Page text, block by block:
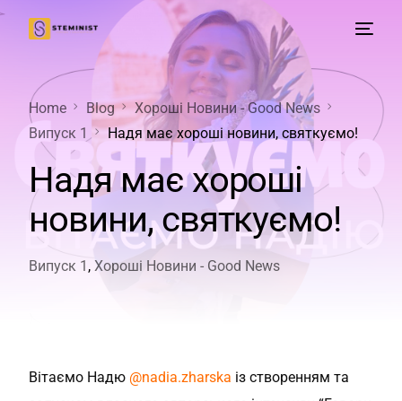
Home Blog
Хороші Новини - Good News
Випуск 1
Надя має хороші новини, святкуємо!
Надя має хороші
новини, святкуємо!
Випуск 1 ,Хороші Новини - Good News
Вітаємо Надю @nadia.zharska із створенням та